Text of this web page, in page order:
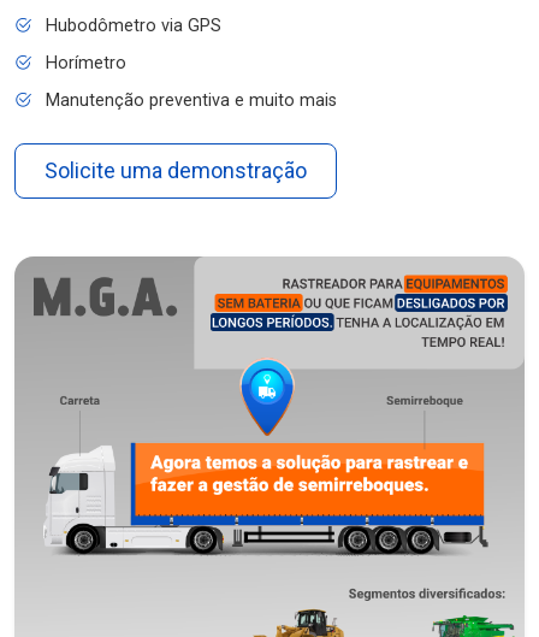
Hubodômetro via GPS
Horímetro
Manutenção preventiva e muito mais
Solicite uma demonstração